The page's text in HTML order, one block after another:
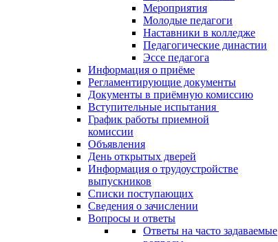
Мероприятия
Молодые педагоги
Наставники в колледже
Педагогические династии
Эссе педагога
Информация о приёме
Регламентирующие документы
Документы в приёмную комиссию
Вступительные испытания
График работы приемной
комиссии
Объявления
День открытых дверей
Информация о трудоустройстве
выпускников
Списки поступающих
Сведения о зачислении
Вопросы и ответы
Ответы на часто задаваемые